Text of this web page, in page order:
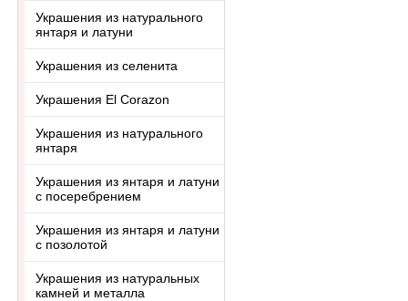
Украшения из натурального
янтаря и латуни
Украшения из селенита
Украшения El Corazon
Украшения из натурального
янтаря
Украшения из янтаря и латуни
с посеребрением
Украшения из янтаря и латуни
с позолотой
Украшения из натуральных
камней и металла